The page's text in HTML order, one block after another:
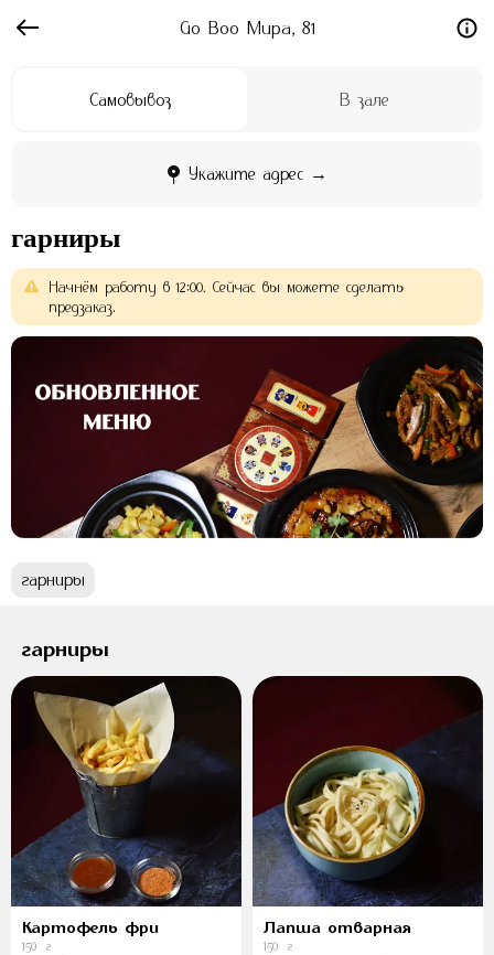
Go Boo Мира, 81
Самовывоз В зале
Укажите адрес →
гарниры
Начнём работу в 12:00. Сейчас вы можете сделать
предзаказ.
гарниры
гарниры
Картофель фри
150 г
Лапша отварная
150 г